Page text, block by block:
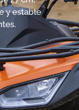
y estable